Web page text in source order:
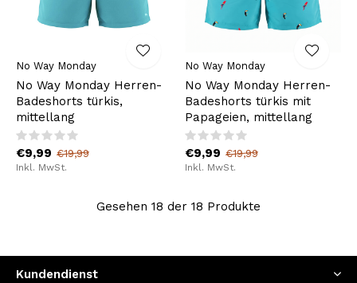
No Way Monday
No Way Monday Herren-
Badeshorts türkis,
mittellang
€9,99 €19,99
Inkl. MwSt.
No Way Monday
No Way Monday Herren-
Badeshorts türkis mit
Papageien, mittellang
€9,99 €19,99
Inkl. MwSt.
Gesehen 18 der 18 Produkte
Kundendienst